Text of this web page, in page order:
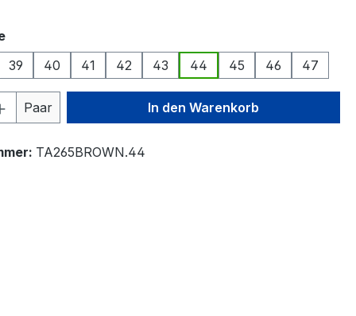
auswählen
39 40 41 42 43 44 45 46 47
Anzahl: Gib den gewünschten Wert
Paar In den Warenkorb
TA265BROWN.44